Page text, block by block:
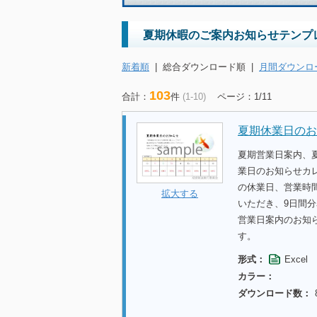
夏期休暇のご案内お知らせテンプ
新着順 | 総合ダウンロード順 | 月間ダウンロ
合計： 103件 (1-10) ページ：1/11
拡大する
夏期休業日の
夏期営業日案内、
業日のお知らせカ
の休業日、営業時
いただき、9日間
営業日案内のお知
す。
形式：
Excel
カラー：
ダウンロード数：